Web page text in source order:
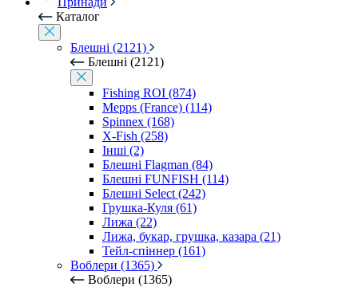
Каталог
Блешні (2121)
Блешні (2121)
Fishing ROI (874)
Mepps (France) (114)
Spinnex (168)
X-Fish (258)
Інші (2)
Блешні Flagman (84)
Блешні FUNFISH (114)
Блешні Select (242)
Грушка-Куля (61)
Лижа (22)
Лижа, букар, грушка, казара (21)
Тейл-спіннер (161)
Воблери (1365)
Воблери (1365)